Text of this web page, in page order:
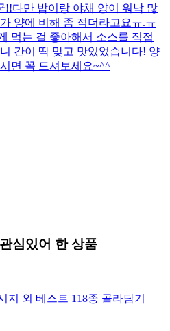
다만 밥이랑 야채 양이 워낙 많
양에 비해 좀 적더라고요ㅠ.ㅠ
먹는 걸 좋아해서 소스를 직접
간이 딱 맞고 맛있었습니다! 양
면 꼭 드셔보세요~^^
심있어 한 상품
외 베스트 118종 골라담기